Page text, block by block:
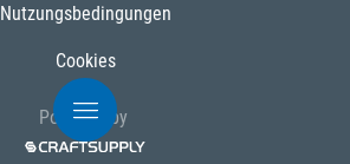
Nutzungsbedingungen
Cookies
Powered by